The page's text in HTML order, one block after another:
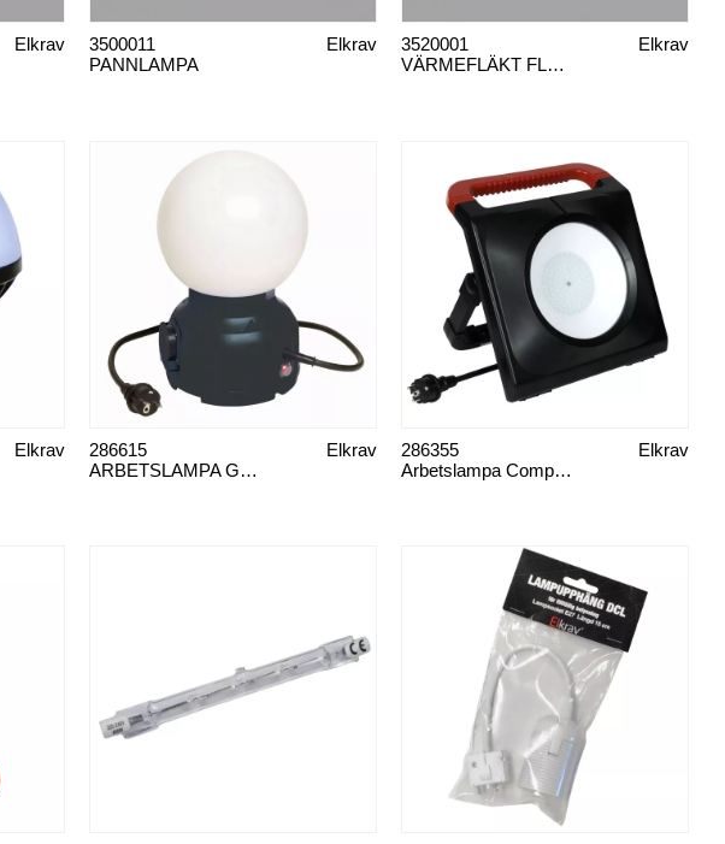
Elkrav
PANNLAMPA
Elkrav
3500011
VÄRMEFLÄKT FLEXI
Elkrav
3520001
Elkrav
ARBETSLAMPA GLOBE LED 28W
Elkrav
286615
Arbetslampa Compact LED 50W
Elkrav
286355